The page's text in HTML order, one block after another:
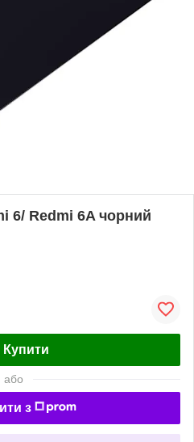
6/ Redmi 6A чорний
Купити
або
з